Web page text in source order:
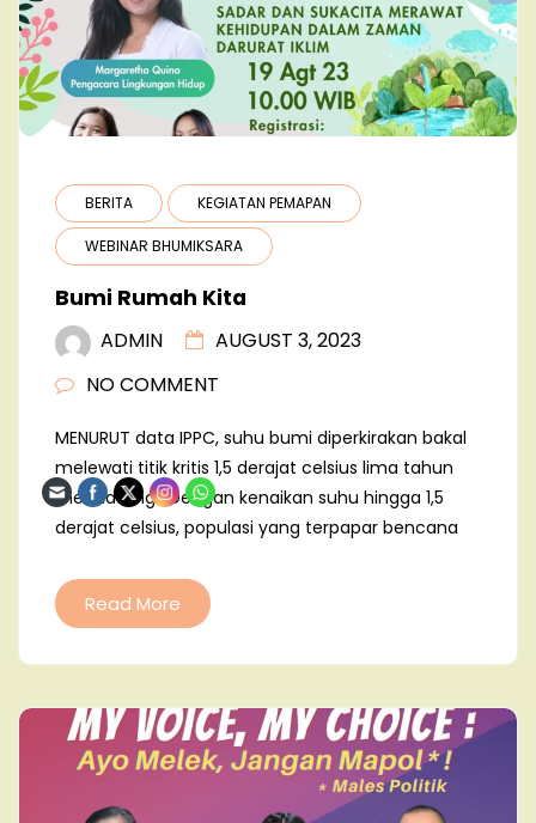
BERITA KEGIATAN PEMAPAN
WEBINAR BHUMIKSARA
Bumi Rumah Kita
ADMIN
AUGUST 3, 2023
NO COMMENT
MENURUT data IPPC, suhu bumi diperkirakan bakal
melewati titik kritis 1,5 derajat celsius lima tahun
mendatang. Dengan kenaikan suhu hingga 1,5
derajat celsius, populasi yang terpapar bencana
Read More